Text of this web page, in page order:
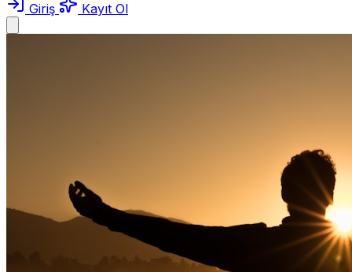
Giriş Kayıt Ol